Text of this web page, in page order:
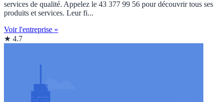
services de qualité. Appelez le 43 377 99 56 pour découvrir tous ses
produits et services. Leur fi...
Voir l'entreprise »
★ 4.7